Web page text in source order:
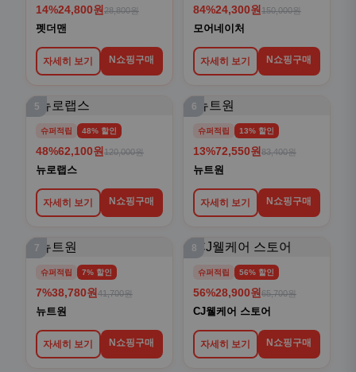
14%24,800원 28,800원
펫더맨
자세히 보기 N쇼핑구매
84%24,300원 150,000원
모어네이처
자세히 보기 N쇼핑구매
5
슈퍼적립 48% 할인
48%62,100원 120,000원
뉴로랩스
자세히 보기 N쇼핑구매
6
슈퍼적립 13% 할인
13%72,550원 83,400원
뉴트원
자세히 보기 N쇼핑구매
7
슈퍼적립 7% 할인
7%38,780원 41,700원
뉴트원
자세히 보기 N쇼핑구매
8
슈퍼적립 56% 할인
56%28,900원 65,700원
CJ웰케어 스토어
자세히 보기 N쇼핑구매